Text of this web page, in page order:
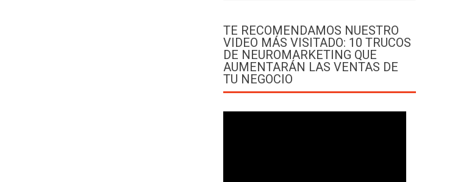
TE RECOMENDAMOS NUESTRO
VIDEO MÁS VISITADO: 10 TRUCOS
DE NEUROMARKETING QUE
AUMENTARÁN LAS VENTAS DE
TU NEGOCIO